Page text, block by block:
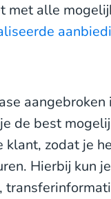
met alle
de best
klant, zodat je
Hierbij kun